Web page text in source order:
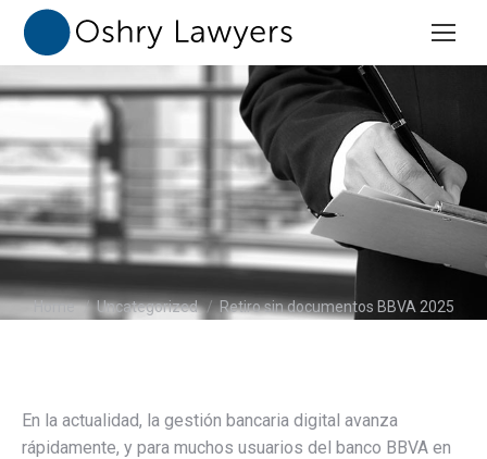
You are here:
Home Uncategorized Retiro sin documentos BBVA 2025
En la actualidad, la gestión bancaria digital avanza
rápidamente, y para muchos usuarios del banco BBVA en